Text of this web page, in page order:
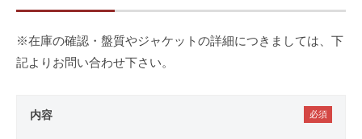
※在庫の確認・盤質やジャケットの詳細につきましては、下
記よりお問い合わせ下さい。
内容